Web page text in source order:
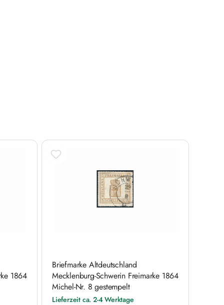
1864
Briefmarke Altdeutschland
Mecklenburg-Schwerin Freimarke 1864
Michel-Nr. 8 gestempelt
Lieferzeit ca. 2-4 Werktage